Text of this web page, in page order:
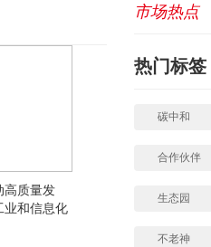
高质量发
业和信息化
市场热点
热门标签
碳中和
合作伙伴
生态园
不老神